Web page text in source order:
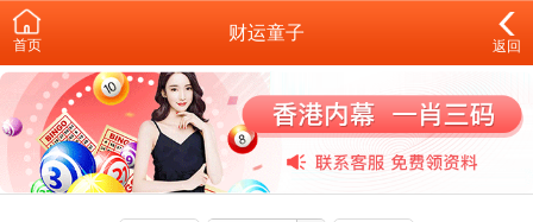
首页
财运童子
返回